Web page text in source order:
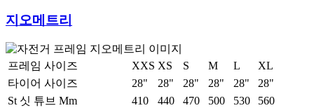
지오메트리
프레임 사이즈 XXS XS S M L
XL
타이어 사이즈
28" 28" 28" 28" 28"
28"
St 싯 튜브 Mm
410 440 470 500 530
560